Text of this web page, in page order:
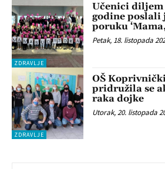
ZDRAVLJE
Učenici diljem
godine poslali
poruku
Petak, 18. listopada
ZDRAVLJE
OŠ
pridružila se
raka dojke
Utorak, 20. listopada